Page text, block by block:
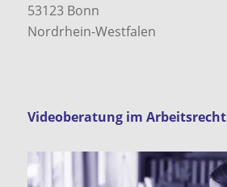
53123Bonn
Nordrhein-Westfalen
Videoberatung im Arbeitsrecht